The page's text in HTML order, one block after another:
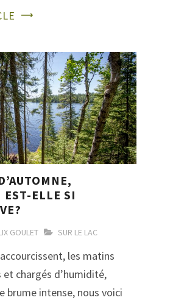
EST-ELLE SI
GOULET SUR LE LAC
les matins
chargés d’humidité,
brume intense, nous voici